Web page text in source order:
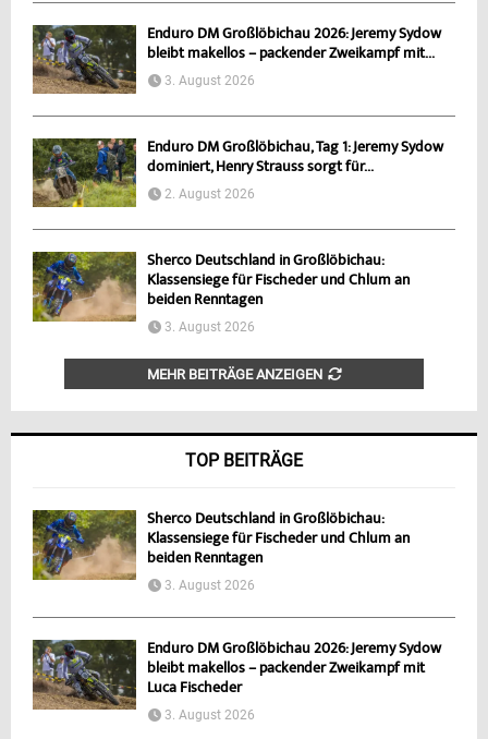
Enduro DM Großlöbichau 2026: Jeremy Sydow
bleibt makellos – packender Zweikampf mit...
3. August 2026
Enduro DM Großlöbichau, Tag 1: Jeremy Sydow
dominiert, Henry Strauss sorgt für...
2. August 2026
Sherco Deutschland in Großlöbichau:
Klassensiege für Fischeder und Chlum an
beiden Renntagen
3. August 2026
MEHR BEITRÄGE ANZEIGEN
TOP BEITRÄGE
Sherco Deutschland in Großlöbichau:
Klassensiege für Fischeder und Chlum an
beiden Renntagen
3. August 2026
Enduro DM Großlöbichau 2026: Jeremy Sydow
bleibt makellos – packender Zweikampf mit
Luca Fischeder
3. August 2026